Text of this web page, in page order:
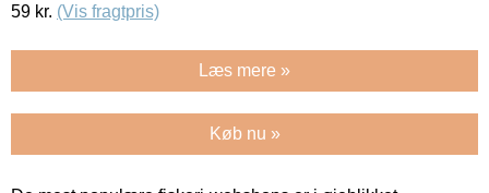
59 kr. (Vis fragtpris)
Læs mere »
Køb nu »